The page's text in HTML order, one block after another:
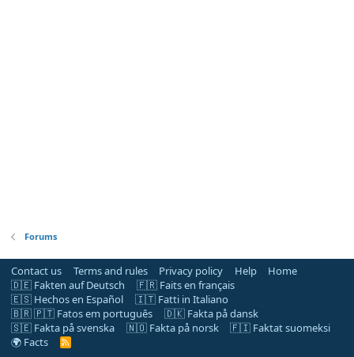
Forums
Contact us Terms and rules Privacy policy Help
Home
🇩🇪 Fakten auf Deutsch
🇫🇷 Faits en français
🇪🇸 Hechos en Español
🇮🇹 Fatti in Italiano
🇧🇷 🇵🇹 Fatos em português
🇩🇰 Fakta på dansk
🇸🇪 Fakta på svenska
🇳🇴 Fakta på norsk
🇫🇮 Faktat suomeksi
🌍 Facts
R